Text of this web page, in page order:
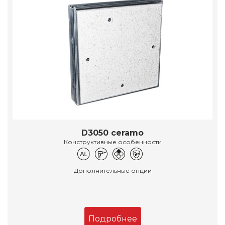
D3050 ceramo
Конструктивные особенности
Дополнительные опции
Подробнее